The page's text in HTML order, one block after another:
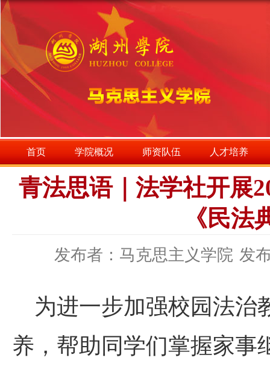
首页 学院概况 师资队伍 人才培养
青法思语｜法学社开
《民法
发布者：马克思主义学院 发
为进一步加强校园法治
养，帮助同学们掌握家事